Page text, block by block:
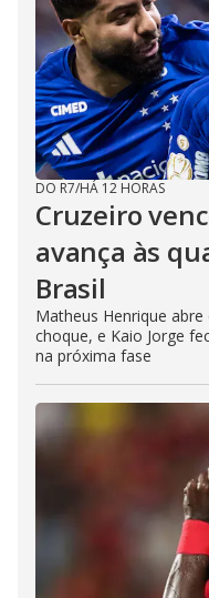
DO R7/HÁ 12 HORAS
Cruzeiro
avança às
Brasil
Matheus Henrique
choque, e Kaio Jorge
na próxima fase